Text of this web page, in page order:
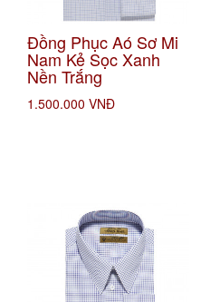
Đồng Phục Aó Sơ Mi
Nam Kẻ Sọc Xanh
Nền Trắng
1.500.000 VNĐ